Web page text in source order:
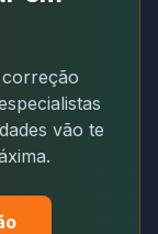
vão te